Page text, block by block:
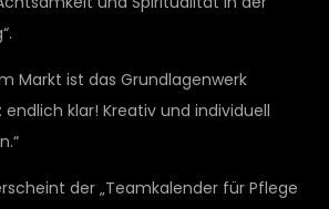
Markt ist das Grundlagenwerk
endlich klar! Kreativ und individuell
der „Teamkalender für Pflege